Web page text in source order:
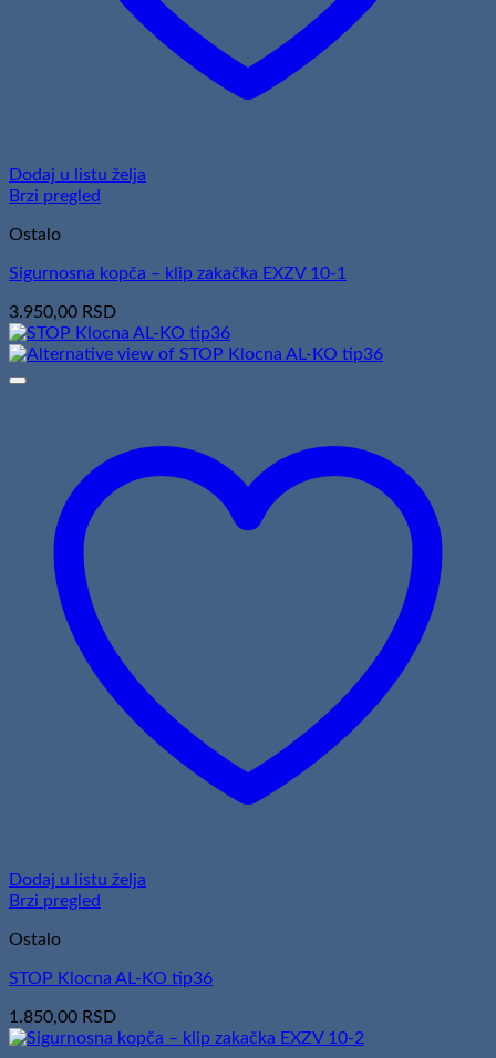
Dodaj u listu želja
Brzi pregled
Ostalo
Sigurnosna kopča – klip zakačka EXZV 10-1
3.950,00 RSD
Dodaj u listu želja
Brzi pregled
Ostalo
STOP Klocna AL-KO tip36
1.850,00 RSD